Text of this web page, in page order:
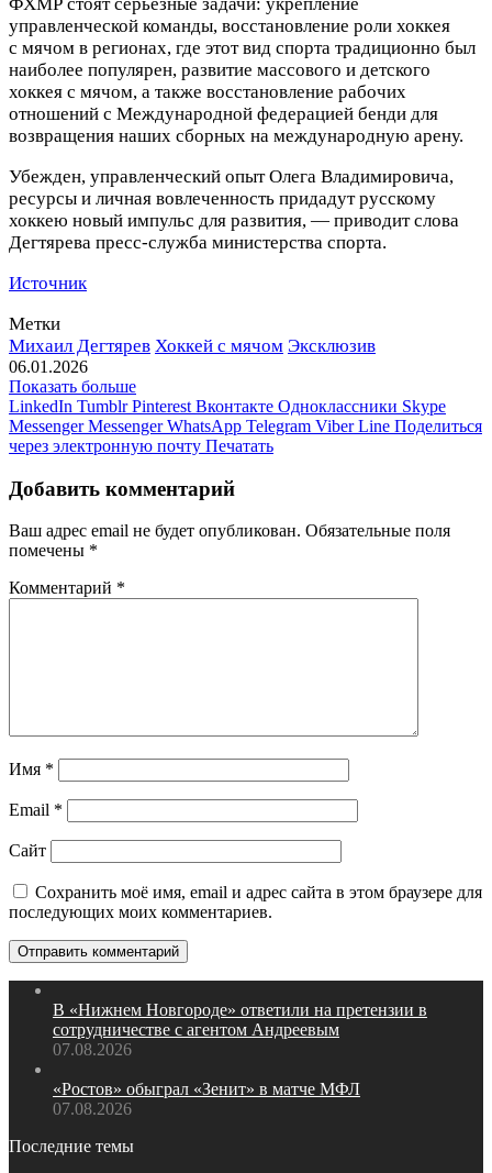
управленческой команды, восстановление роли хоккея
с мячом в регионах, где этот вид спорта традиционно был
наиболее популярен, развитие массового и детского
хоккея с мячом, а также восстановление рабочих
отношений с Международной федерацией бенди для
возвращения наших сборных на международную арену.
Убежден, управленческий опыт Олега Владимировича,
ресурсы и личная вовлеченность придадут русскому
хоккею новый импульс для развития, — приводит слова
Дегтярева пресс‑служба министерства спорта.
Источник
Метки
Михаил Дегтярев Хоккей с мячом Эксклюзив
06.01.2026
Показать больше
LinkedIn Tumblr Pinterest Вконтакте Одноклассники Skype
Messenger Messenger WhatsApp Telegram Viber Line Поделиться
через электронную почту Печатать
Добавить комментарий
Ваш адрес email не будет опубликован. Обязательные поля
помечены *
Комментарий *
Имя *
Email *
Сайт
Сохранить моё имя, email и адрес сайта в этом браузере для
последующих моих комментариев.
В «Нижнем Новгороде» ответили на претензии в
сотрудничестве с агентом Андреевым
07.08.2026
«Ростов» обыграл «Зенит» в матче МФЛ
07.08.2026
Последние темы